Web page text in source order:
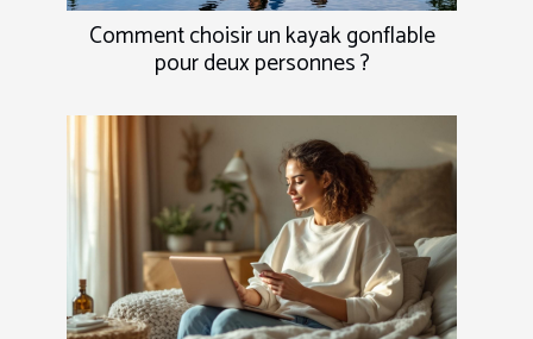
Comment choisir un kayak gonflable
pour deux personnes ?